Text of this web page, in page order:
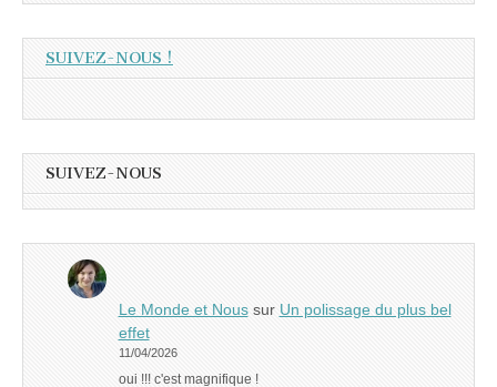
SUIVEZ-NOUS !
SUIVEZ-NOUS
Le Monde et Noussur Un polissage du plus bel
effet
11/04/2026
oui !!! c'est magnifique !